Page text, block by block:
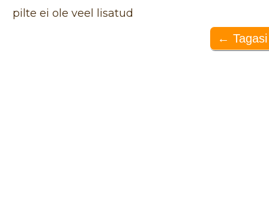
pilte ei ole veel lisatud